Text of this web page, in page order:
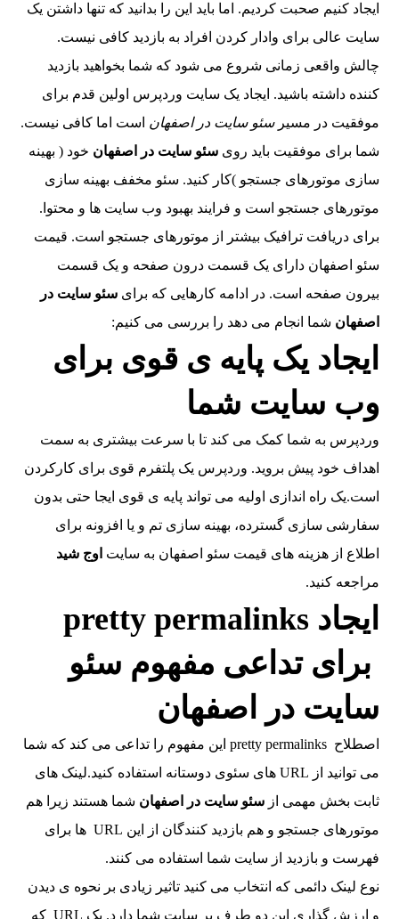
ایجاد کنیم صحبت کردیم. اما باید این را بدانید که تنها داشتن یک
سایت عالی برای وادار کردن افراد به بازدید کافی نیست.
چالش واقعی زمانی شروع می شود که شما بخواهید بازدید
کننده داشته باشید. ایجاد یک سایت وردپرس اولین قدم برای
موفقیت در مسیرسئو سایت در اصفهان است اما کافی نیست.
شما برای موفقیت باید رویسئو سایت در اصفهان خود ( بهینه
سازی موتورهای جستجو )کار کنید. سئو مخفف بهینه سازی
موتورهای جستجو است و فرایند بهبود وب سایت ها و محتوا.
برای دریافت ترافیک بیشتر از موتورهای جستجو است. قیمت
سئو اصفهان دارای یک قسمت درون صفحه و یک قسمت
بیرون صفحه است. در ادامه کارهایی که برایسئو سایت در
اصفهان شما انجام می دهد را بررسی می کنیم:
ایجاد یک پایه ی قوی برای
وب سایت شما
وردپرس به شما کمک می کند تا با سرعت بیشتری به سمت
اهداف خود پیش بروید. وردپرس یک پلتفرم قوی برای کارکردن
است.یک راه اندازی اولیه می تواند پایه ی قوی ایجا حتی بدون
سفارشی سازی گسترده، بهینه سازی تم و یا افزونه برای
اطلاع از هزینه های قیمت سئو اصفهان به سایت اوج شید
مراجعه کنید.
ایجاد pretty permalinks
برای تداعی مفهوم سئو
سایت در اصفهان
اصطلاح pretty permalinks این مفهوم را تداعی می کند که شما
می توانید از URL های سئوی دوستانه استفاده کنید.لینک های
ثابت بخش مهمی ازسئو سایت در اصفهان شما هستند زیرا هم
موتورهای جستجو و هم بازدید کنندگان از این URL ها برای
فهرست و بازدید از سایت شما استفاده می کنند.
نوع لینک دائمی که انتخاب می کنید تاثیر زیادی بر نحوه ی دیدن
و ارزش گذاری این دو طرف بر سایت شما دارد. یک URL که